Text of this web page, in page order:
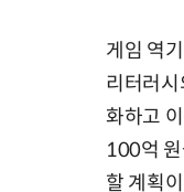
게임 역
리터러
화하고
100억
할 계획